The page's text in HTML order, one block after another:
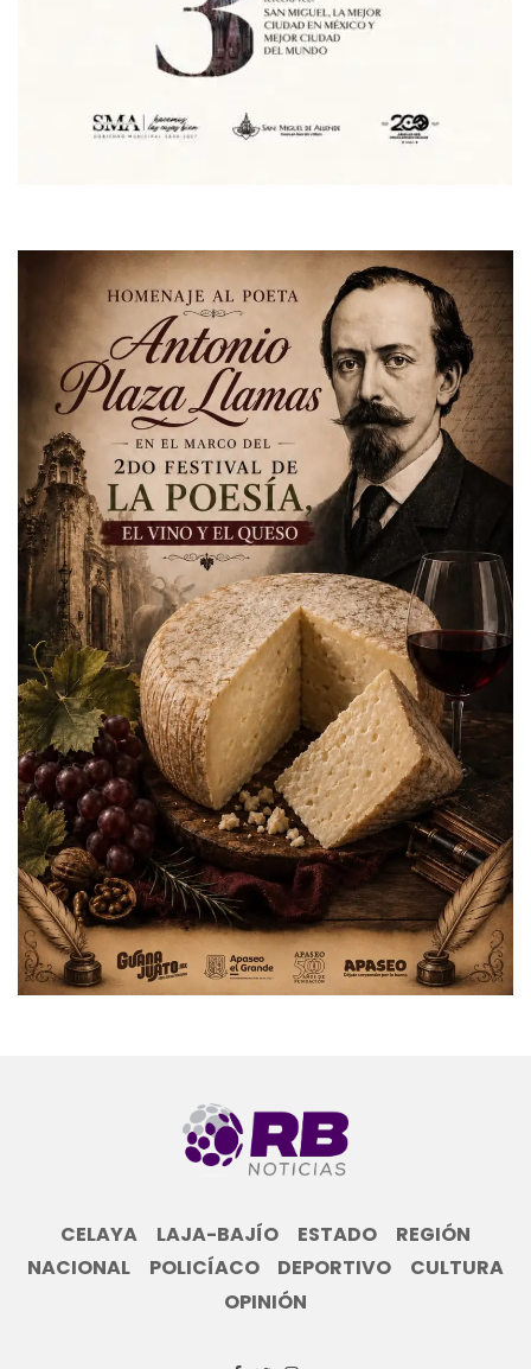
CELAYA LAJA-BAJÍO ESTADO
REGIÓN
NACIONAL
POLICÍACO DEPORTIVO
CULTURA
OPINIÓN